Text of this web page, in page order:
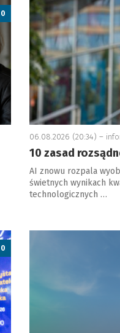
0
06.08.2026 (20:34) –
10 zasad
AI znowu rozpala
świetnych wynikach
technologicznych …
0
a